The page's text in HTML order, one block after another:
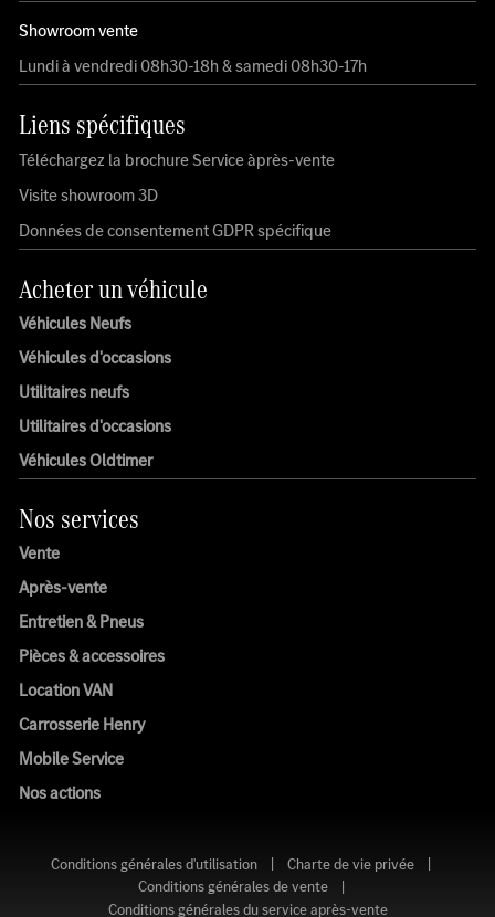
Showroom vente
Lundi à vendredi 08h30-18h & samedi 08h30-17h
Liens spécifiques
Téléchargez la brochure Service àprès-vente
Visite showroom 3D
Données de consentement GDPR spécifique
Acheter un véhicule
Véhicules Neufs
Véhicules d'occasions
Utilitaires neufs
Utilitaires d'occasions
Véhicules Oldtimer
Nos services
Vente
Après-vente
Entretien & Pneus
Pièces & accessoires
Location VAN
Carrosserie Henry
Mobile Service
Nos actions
Conditions générales d'utilisation | Charte de vie privée |
Conditions générales de vente|
Conditions générales du service après-vente